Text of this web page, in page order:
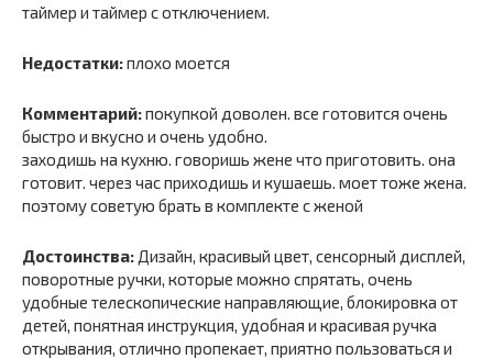
таймер и таймер с отключением.
Недостатки:плохо моется
Комментарий:покупкой доволен. все готовится очень
быстро и вкусно и очень удобно.
заходишь на кухню. говоришь жене что приготовить. она
готовит. через час приходишь и кушаешь. моет тоже жена.
поэтому советую брать в комплекте с женой
Достоинства: Дизайн, красивый цвет, сенсорный дисплей,
поворотные ручки, которые можно спрятать, очень
удобные телескопические направляющие, блокировка от
детей, понятная инструкция, удобная и красивая ручка
открывания, отлично пропекает, приятно пользоваться и